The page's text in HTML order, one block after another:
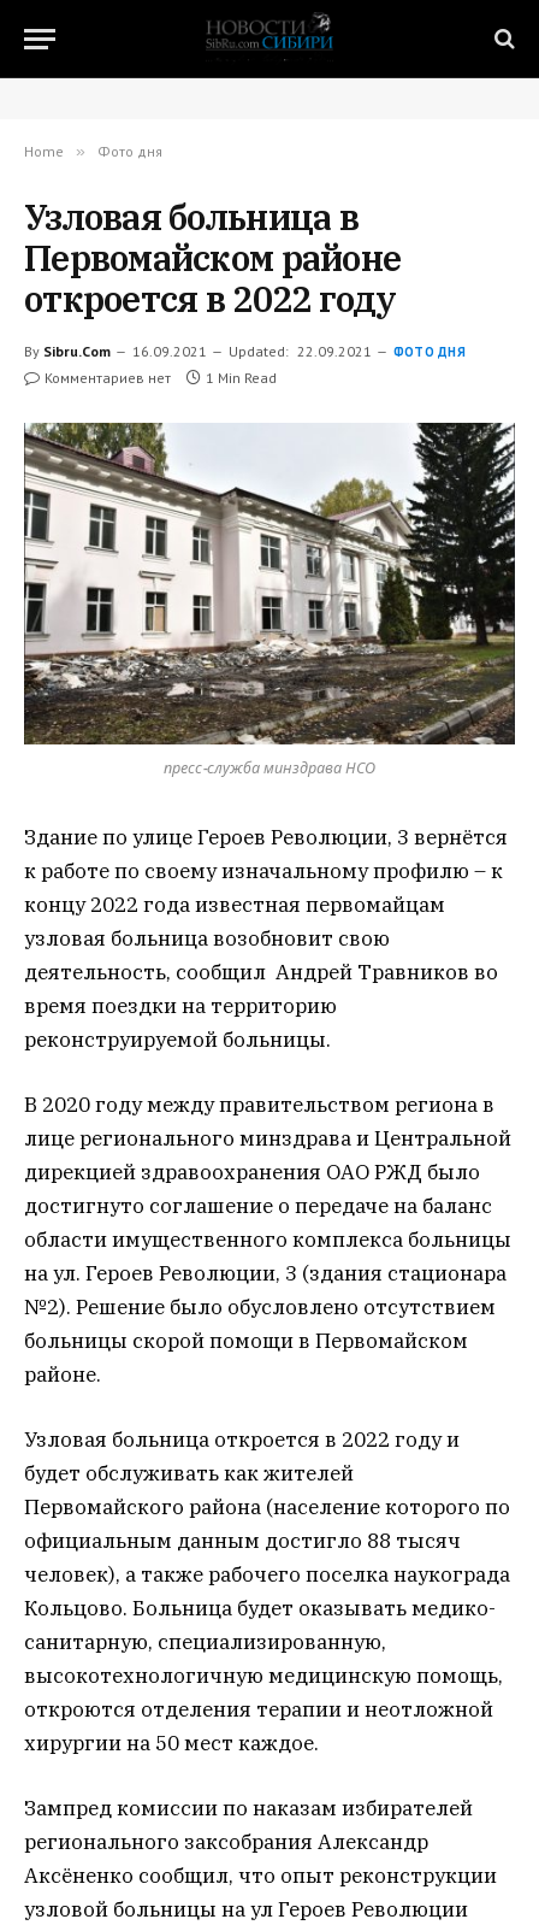
Home » Фото дня
Узловая больница в
Первомайском районе
откроется в 2022 году
By Sibru.Com 16.09.2021 Updated: 22.09.2021 ФОТО ДНЯ
Комментариев нет 1 Min Read
пресс-служба минздрава НСО
Здание по улице Героев Революции, 3 вернётся
к работе по своему изначальному профилю – к
концу 2022 года известная первомайцам
узловая больница возобновит свою
деятельность, сообщил Андрей Травников во
время поездки на территорию
реконструируемой больницы.
В 2020 году между правительством региона в
лице регионального минздрава и Центральной
дирекцией здравоохранения ОАО РЖД было
достигнуто соглашение о передаче на баланс
области имущественного комплекса больницы
на ул. Героев Революции, 3 (здания стационара
№2). Решение было обусловлено отсутствием
больницы скорой помощи в Первомайском
районе.
Узловая больница откроется в 2022 году и
будет обслуживать как жителей
Первомайского района (население которого по
официальным данным достигло 88 тысяч
человек), а также рабочего поселка наукограда
Кольцово. Больница будет оказывать медико-
санитарную, специализированную,
высокотехнологичную медицинскую помощь,
откроются отделения терапии и неотложной
хирургии на 50 мест каждое.
Зампред комиссии по наказам избирателей
регионального заксобрания Александр
Аксёненко сообщил, что опыт реконструкции
узловой больницы на ул Героев Революции